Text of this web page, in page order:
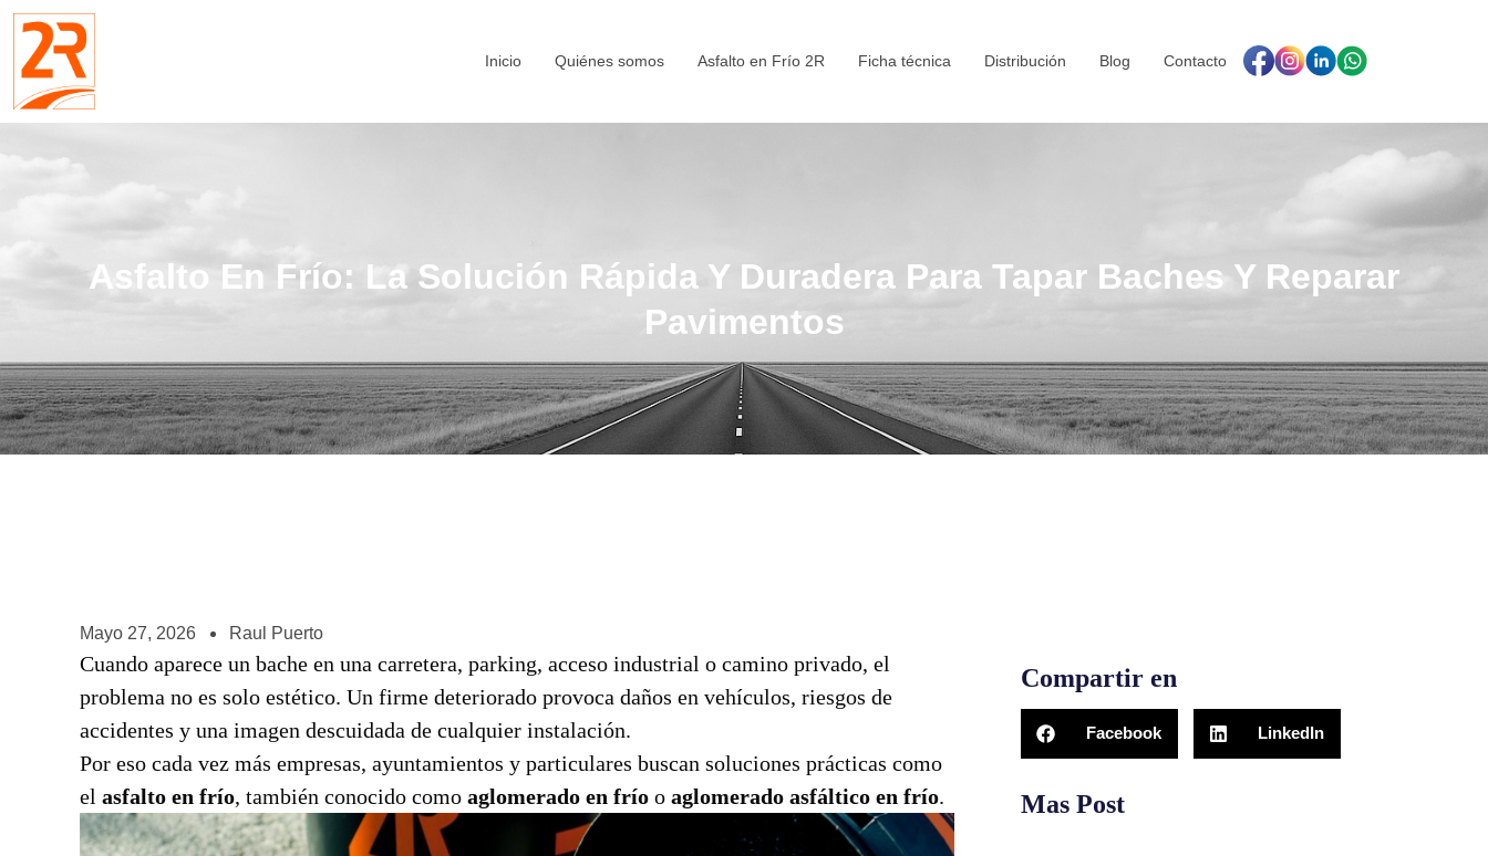
Inicio Quiénes somos Asfalto en Frío 2R Ficha técnica Distribución Blog Contacto
Asfalto En Frío: La Solución Rápida Y Duradera Para Tapar Baches Y Reparar
Pavimentos
Mayo 27, 2026 Raul Puerto
Cuando aparece un bache en una carretera, parking, acceso industrial o camino privado, el
problema no es solo estético. Un firme deteriorado provoca daños en vehículos, riesgos de
accidentes y una imagen descuidada de cualquier instalación.
Por eso cada vez más empresas, ayuntamientos y particulares buscan soluciones prácticas como
el asfalto en frío, también conocido como aglomerado en frío o aglomerado asfáltico en frío.
Compartir en
Facebook LinkedIn
Mas Post